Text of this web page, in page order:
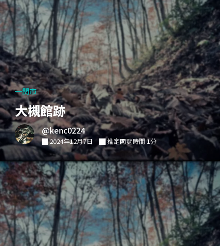
一関市
大槻館跡
@kenc0224
2024年12月7日 推定閲覧時間 1分